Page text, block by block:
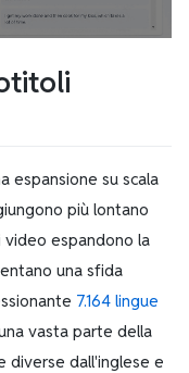
espansione su scala
più lontano
video espandono la
una sfida
7.164 lingue
vasta parte della
diverse dall'inglese e